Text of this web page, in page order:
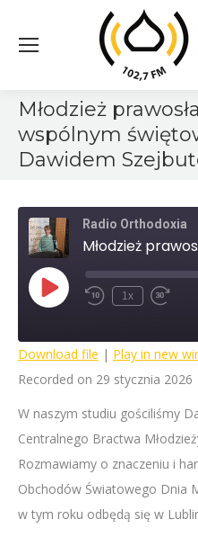
Młodzież
wspólnym
Dawidem
Radio Orthodoxia
Play
EpisodeRewind
1x
Fast
SHARE
LINK
Download file | Play in new
Recorded on 29 stycznia 2026
W naszym studiu gościliśmy
Centralnego Bractwa
Rozmawiamy o znaczeniu i
Obchodów Światowego Dnia
w tym roku odbędą się w